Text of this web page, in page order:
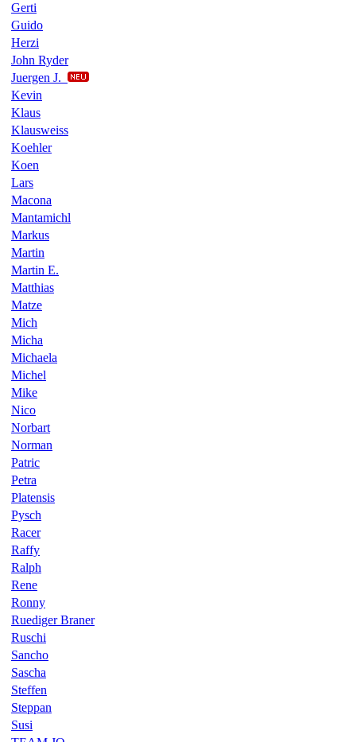
Gerti
Guido
Herzi
John Ryder
Juergen J.
Kevin
Klaus
Klausweiss
Koehler
Koen
Lars
Macona
Mantamichl
Markus
Martin
Martin E.
Matthias
Matze
Mich
Micha
Michaela
Michel
Mike
Nico
Norbart
Norman
Patric
Petra
Platensis
Pysch
Racer
Raffy
Ralph
Rene
Ronny
Ruediger Braner
Ruschi
Sancho
Sascha
Steffen
Steppan
Susi